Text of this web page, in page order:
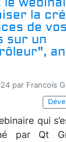
la
de
sur un
par Francois
qui
par Qt